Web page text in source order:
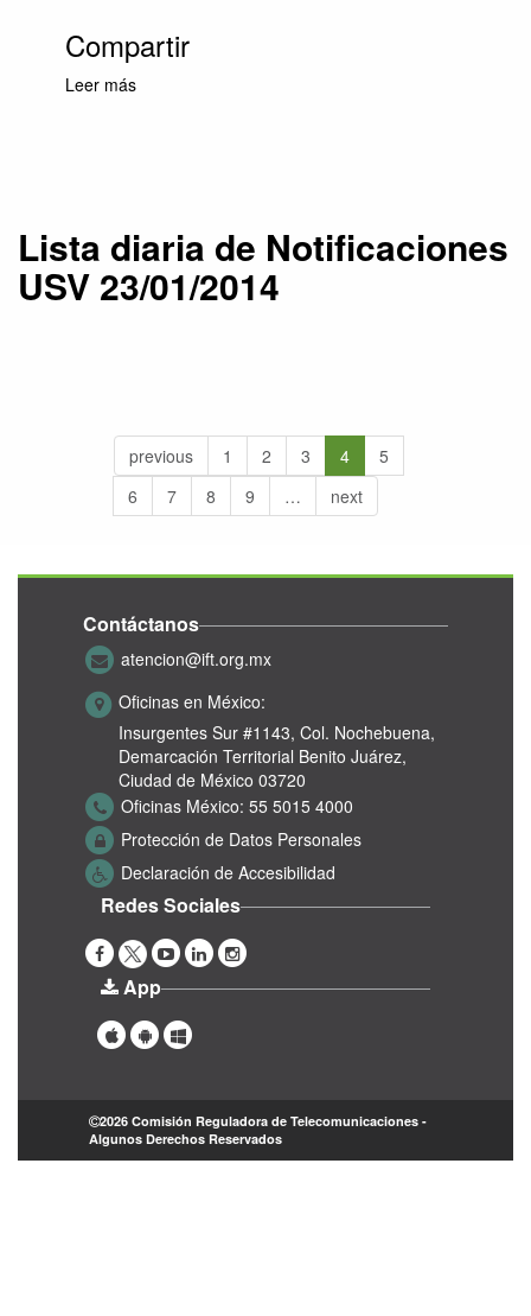
Compartir
Leer más
Lista diaria de Notificaciones
USV 23/01/2014
previous 1 2 3 4
5
6
7 8 9 … next
Contáctanos
atencion@ift.org.mx
Oficinas en México:
Insurgentes Sur #1143, Col. Nochebuena,
Demarcación Territorial Benito Juárez,
Ciudad de México 03720
Oficinas México: 55 5015 4000
Protección de Datos Personales
Declaración de Accesibilidad
Redes Sociales
App
2026 Comisión Reguladora de Telecomunicaciones -
Algunos Derechos Reservados